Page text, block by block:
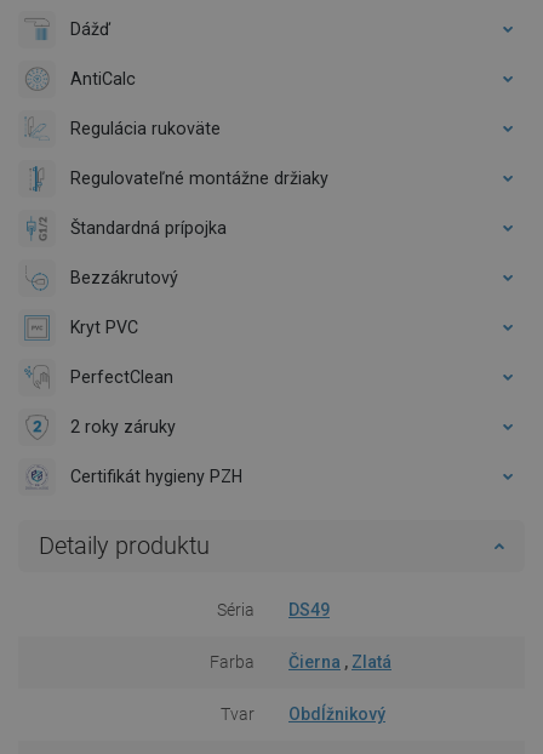
Dážď
AntiCalc
Regulácia rukoväte
Regulovateľné montážne držiaky
Štandardná prípojka
Bezzákrutový
Kryt PVC
PerfectClean
2 roky záruky
Certifikát hygieny PZH
Detaily produktu
Séria DS49
Farba Čierna , Zlatá
Tvar Obdĺžnikový